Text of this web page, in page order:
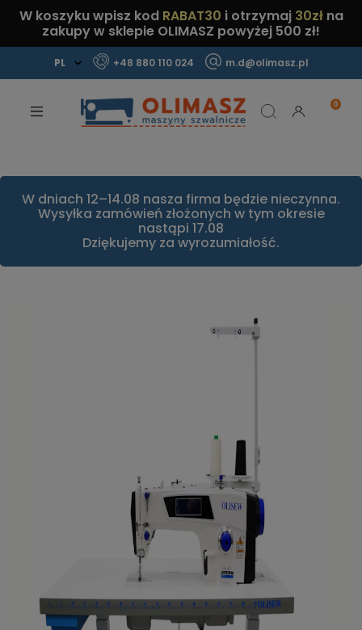
W koszyku wpisz kod RABAT30 i otrzymaj 30złna
zakupy w sklepie OLIMASZ powyżej 500 zł!
+48 880 110 024 m.d@olimasz.pl
Sprawdź!
W dniach 12–14.08 nasza firma będzie nieczynna.
Wysyłka zamówień złożonych w tym okresie
nastąpi 17.08
Dziękujemy za wyrozumiałość.